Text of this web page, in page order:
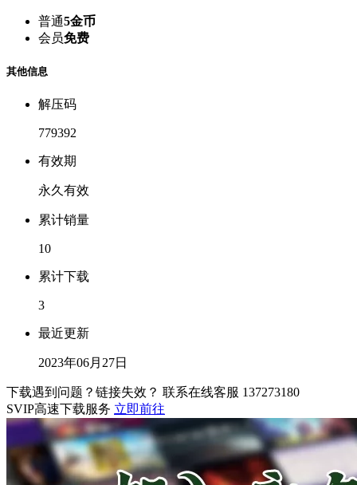
普通5金币
会员免费
其他信息
解压码
779392
有效期
永久有效
累计销量
10
累计下载
3
最近更新
2023年06月27日
下载遇到问题？链接失效？ 联系在线客服 137273180
SVIP高速下载服务 立即前往